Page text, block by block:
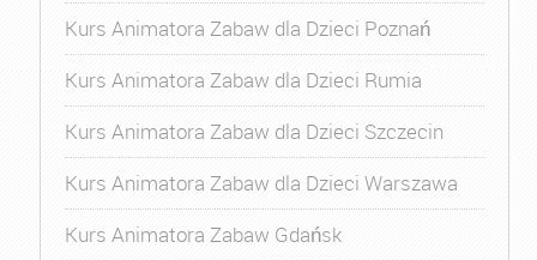
Kurs Animatora Zabaw dla Dzieci Poznań
Kurs Animatora Zabaw dla Dzieci Rumia
Kurs Animatora Zabaw dla Dzieci Szczecin
Kurs Animatora Zabaw dla Dzieci Warszawa
Kurs Animatora Zabaw Gdańsk